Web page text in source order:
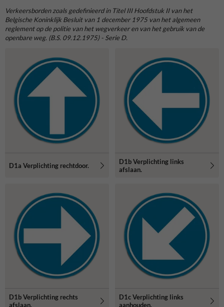
Verkeersborden zoals gedefinieerd in Titel III Hoofdstuk II van het
Belgische Koninklijk Besluit van 1 december 1975 van het algemeen
reglement op de politie van het wegverkeer en van het gebruik van de
openbare weg. (B.S. 09.12.1975) - Serie D.
D1a Verplichting rechtdoor.
D1b Verplichting links
afslaan.
D1b Verplichting rechts
afslaan.
D1c Verplichting links
aanhouden.